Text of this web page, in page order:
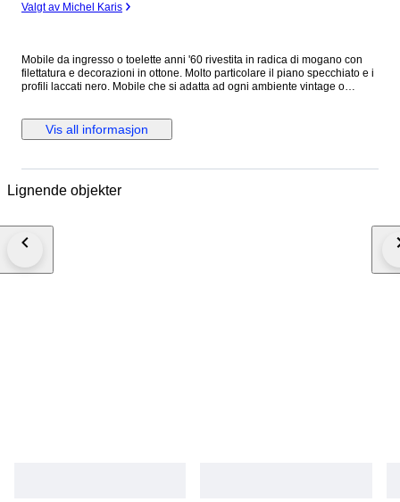
Valgt av Michel Karis
Mobile da ingresso o toelette anni '60 rivestita in radica di mogano con
filettatura e decorazioni in ottone. Molto particolare il piano specchiato e i
profili laccati nero. Mobile che si adatta ad ogni ambiente vintage o
Seguimi su Instagram: salottoviennese Spedizione tramite corriere
PROFESSIONALE. Il corriere consegna dal Lunedì al Venerdì a LATO
non verrà imballato, se l'acquirente manda un suo corriere verrà usato
richiesto il codice fiscale per l'emissione di regolare ricevuta fiscale, o i
Vis all informasjon
Lignende objekter